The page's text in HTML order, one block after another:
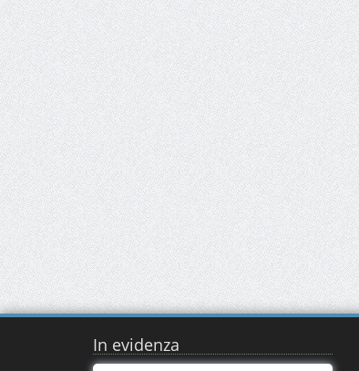
In evidenza